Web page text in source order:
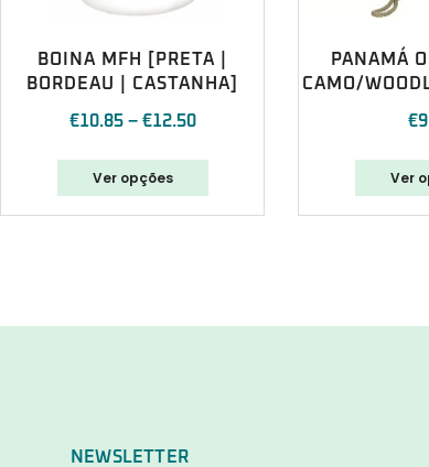
BOINA MFH [PRETA |
BORDEAU | CASTANHA]
€10.85 – €12.50
Ver opções
PANAMÁ
CAMO/
€
Ver
NEWSLETTER